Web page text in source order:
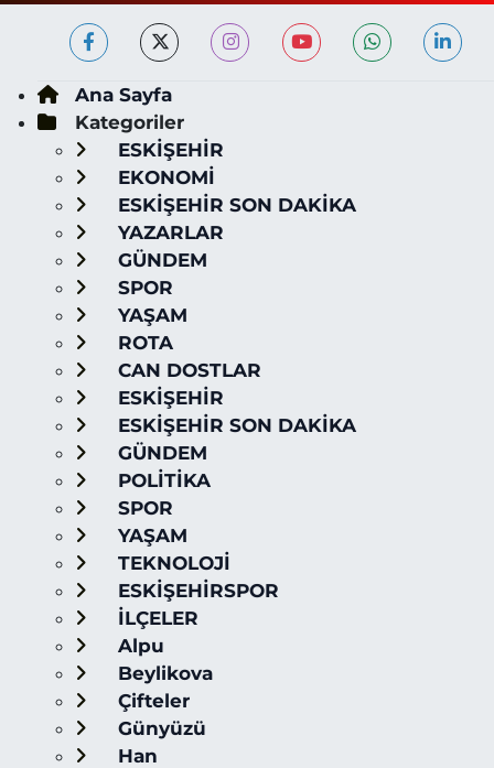
Ana Sayfa
Kategoriler
ESKİŞEHİR
EKONOMİ
ESKİŞEHİR SON DAKİKA
YAZARLAR
GÜNDEM
SPOR
YAŞAM
ROTA
CAN DOSTLAR
ESKİŞEHİR
ESKİŞEHİR SON DAKİKA
GÜNDEM
POLİTİKA
SPOR
YAŞAM
TEKNOLOJİ
ESKİŞEHİRSPOR
İLÇELER
Alpu
Beylikova
Çifteler
Günyüzü
Han